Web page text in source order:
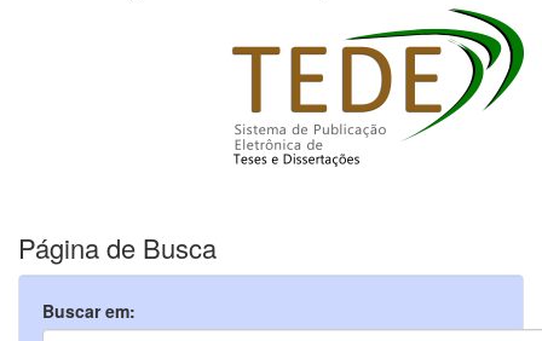
Página de Busca
Buscar em: